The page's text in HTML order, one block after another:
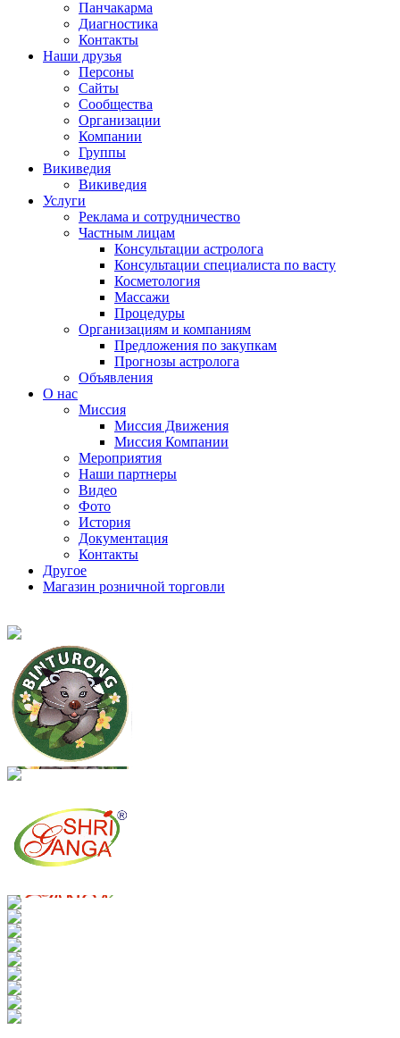
Панчакарма
Диагностика
Контакты
Наши друзья
Персоны
Сайты
Сообщества
Организации
Компании
Группы
Викиведия
Викиведия
Услуги
Реклама и сотрудничество
Частным лицам
Консультации астролога
Консультации специалиста по васту
Косметология
Массажи
Процедуры
Организациям и компаниям
Предложения по закупкам
Прогнозы астролога
Объявления
О нас
Миссия
Миссия Движения
Миссия Компании
Мероприятия
Наши партнеры
Видео
Фото
История
Документация
Контакты
Другое
Магазин розничной торговли